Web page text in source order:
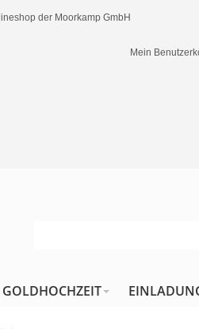
der Moorkamp GmbH
Mein
GOLDHOCHZEIT